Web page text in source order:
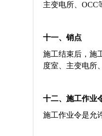
主变电所、OCC
十一、销点
施工结束后，施
度室、主变电所
十二、 施工作业
施工作业令是允